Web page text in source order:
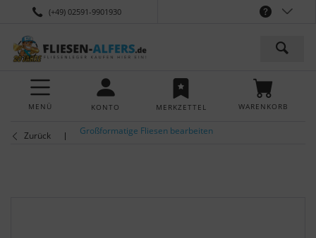
(+49) 02591-9901930
MENÜ KONTO MERKZETTEL WARENKORB
Zurück Großformatige Fliesen bearbeiten